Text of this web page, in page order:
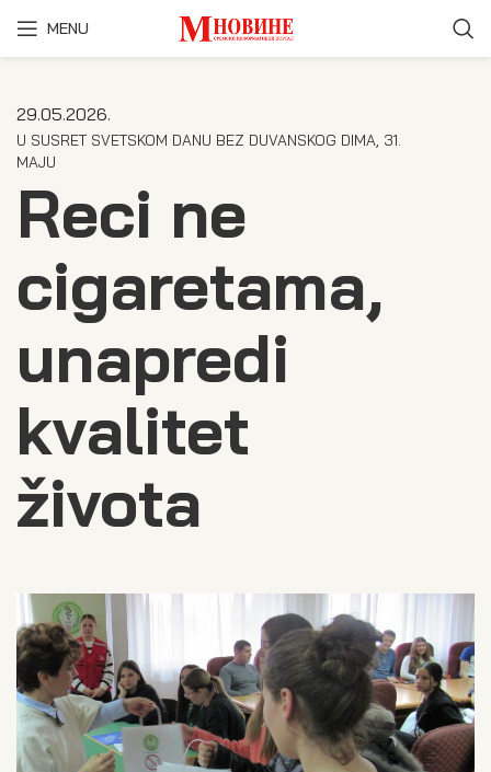
MENU
29.05.2026.
U SUSRET SVETSKOM DANU BEZ DUVANSKOG DIMA, 31.
MAJU
Reci ne
cigaretama,
unapredi
kvalitet
života